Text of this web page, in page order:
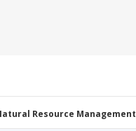
Resource Management